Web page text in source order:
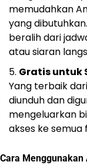
memudahkan
yang
beralih dari
atau siaran
Gratis untuk
Yang terbaik
diunduh dan
mengeluarkan
akses ke
Cara Menggunakan